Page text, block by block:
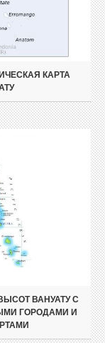
КАРТА
ВАНУАТУ С
ГОРОДАМИ И